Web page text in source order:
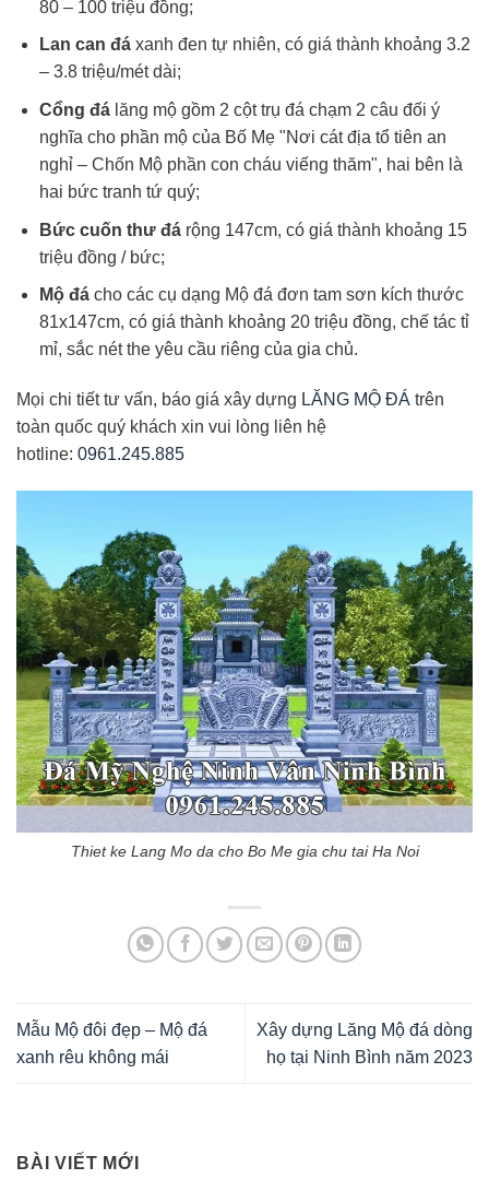
80 – 100 triệu đồng;
Lan can đáxanh đen tự nhiên, có giá thành khoảng 3.2
– 3.8 triệu/mét dài;
Cổng đálăng mộ gồm 2 cột trụ đá chạm 2 câu đối ý
nghĩa cho phần mộ của Bố Mẹ "Nơi cát địa tổ tiên an
nghỉ – Chốn Mộ phần con cháu viếng thăm", hai bên là
hai bức tranh tứ quý;
Bức cuốn thư đárộng 147cm, có giá thành khoảng 15
triệu đồng / bức;
Mộ đácho các cụ dạng Mộ đá đơn tam sơn kích thước
81x147cm, có giá thành khoảng 20 triệu đồng, chế tác tỉ
mỉ, sắc nét the yêu cầu riêng của gia chủ.
Mọi chi tiết tư vấn, báo giá xây dựng LĂNG MỘ ĐÁ trên
toàn quốc quý khách xin vui lòng liên hệ
hotline: 0961.245.885
Thiet ke Lang Mo da cho Bo Me gia chu tai Ha Noi
Mẫu Mộ đôi đẹp – Mộ đá
xanh rêu không mái
Xây dựng Lăng Mộ đá dòng
họ tại Ninh Bình năm 2023
BÀI VIẾT MỚI